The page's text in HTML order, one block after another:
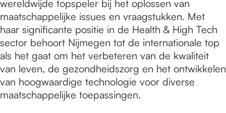
wereldwijde topspeler bij het oplossen van
maatschappelijke issues en vraagstukken. Met
haar significante positie in de Health & High Tech
sector behoort Nijmegen tot de internationale top
als het gaat om het verbeteren van de kwaliteit
van leven, de gezondheidszorg en het ontwikkelen
van hoogwaardige technologie voor diverse
maatschappelijke toepassingen.